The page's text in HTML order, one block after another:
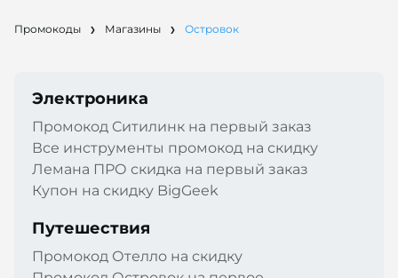
Промокоды Магазины Островок
Электроника
Промокод Cитилинк на первый заказ
Все инструменты промокод на скидку
Лемана ПРО скидка на первый заказ
Купон на скидку BigGeek
Путешествия
Промокод Отелло на скидку